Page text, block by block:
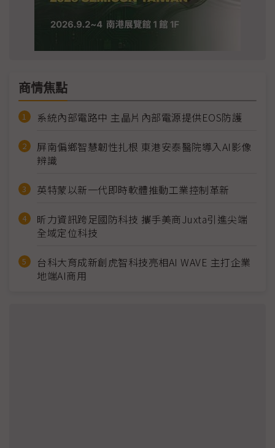
商情焦點
系統內部電路中 主晶片內部電源提供EOS防護
屏南偏鄉智慧韌性扎根 東港安泰醫院導入AI影像
辨識
英特蒙以新一代即時軟體推動工業控制革新
昕力資訊跨足國防科技 攜手美商Juxta引進尖端
全域定位科技
台科大育成新創虎智科技亮相AI WAVE 主打企業
地端AI商用